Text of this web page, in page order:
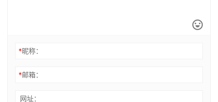
*昵称：
*邮箱：
网址：